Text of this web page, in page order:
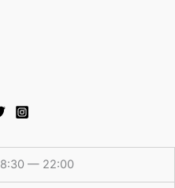
8:30 — 22:00